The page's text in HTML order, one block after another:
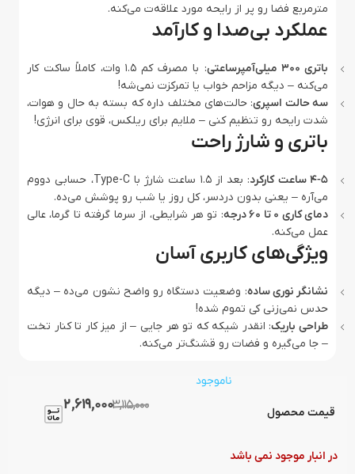
مترمربع فضا رو پر از رایحه مورد علاقه‌ت می‌کنه.
عملکرد بی‌صدا و کارآمد
باتری 300 میلی‌آمپرساعتی
: با مصرف کم 1.5 وات، کاملاً ساکت کار
می‌کنه – دیگه مزاحم خواب یا تمرکزت نمی‌شه!
سه حالت اسپری: حالت‌های مختلف داره که بسته به حال و هوات،
شدت رایحه رو تنظیم کنی – ملایم برای ریلکس، قوی برای انرژی!
باتری و شارژ راحت
4-5 ساعت کارکرد
: بعد از 1.5 ساعت شارژ با Type-C، حسابی دووم
می‌آره – یعنی بدون دردسر، کل روز یا شب رو پوشش می‌ده.
دمای کاری 0 تا 60 درجه
: تو هر شرایطی، از سرما گرفته تا گرما، عالی
عمل می‌کنه.
ویژگی‌های کاربری آسان
نشانگر نوری ساده: وضعیت دستگاه رو واضح نشون می‌ده – دیگه
حدس نمی‌زنی کی تموم شده!
طراحی باریک: انقدر شیکه که تو هر جایی – از میز کار تا کنار تخت
– جا می‌گیره و فضات رو قشنگ‌تر می‌کنه.
قیمت محصول 2,619,0003,115,000
ناموجود
در انبار موجود نمی باشد